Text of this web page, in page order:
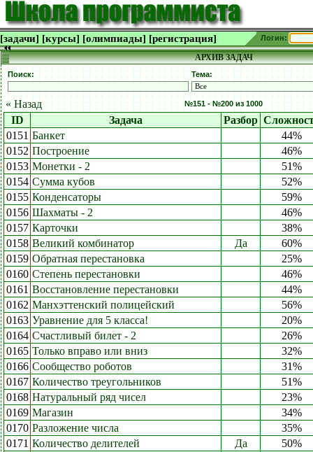
[задачи] [курсы] [олимпиады] [регистрация] Логин:
АРХИВ ЗАДАЧ
Поиск: Тема:
« Назад №151 - №200 из 1000
ID Задача Разбор
0151 Банкет
44%
0152 Построение
46%
0153 Монетки - 2
51%
0154 Сумма кубов
52%
0155 Конденсаторы
59%
0156 Шахматы - 2
46%
0157 Карточки
38%
0158 Великий комбинатор Да
60%
0159 Обратная перестановка
25%
0160 Степень перестановки
46%
0161 Восстановление перестановки
44%
0162 Манхэттенский полицейский
56%
0163 Уравнение для 5 класса!
20%
0164 Счастливый билет - 2
26%
0165 Только вправо или вниз
32%
0166 Сообщество роботов
31%
0167 Количество треугольников
51%
0168 Натуральный ряд чисел
23%
0169 Магазин
34%
0170 Разложение числа
35%
0171 Количество делителей Да
50%